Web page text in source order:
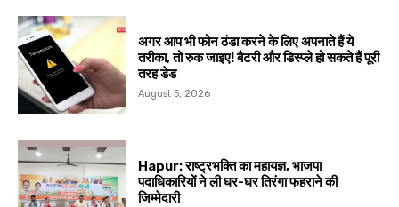
अगर आप भी फोन ठंडा करने के लिए अपनाते हैं ये
तरीका, तो रुक जाइए! बैटरी और डिस्प्ले हो सकते हैं पूरी
तरह डेड
August 5, 2026
Hapur: राष्ट्रभक्ति का महायज्ञ, भाजपा
पदाधिकारियों ने ली घर-घर तिरंगा फहराने की
जिम्मेदारी